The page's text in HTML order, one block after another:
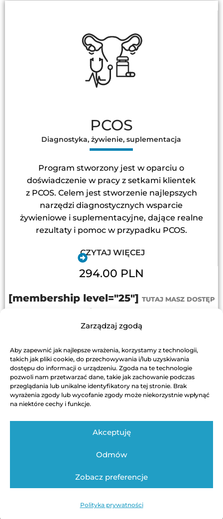
Zarządzaj zgodą
Aby zapewnić jak najlepsze wrażenia, korzystamy z technologii,
takich jak pliki cookie, do przechowywania i/lub uzyskiwania
dostępu do informacji o urządzeniu. Zgoda na te technologie
pozwoli nam przetwarzać dane, takie jak zachowanie podczas
przeglądania lub unikalne identyfikatory na tej stronie. Brak
wyrażenia zgody lub wycofanie zgody może niekorzystnie wpłynąć
na niektóre cechy i funkcje.
Akceptuję
Odmów
Zobacz preferencje
Polityka prywatności
PCOS
Diagnostyka, żywienie, suplementacja
Program stworzony jest w oparciu o
doświadczenie w pracy z setkami klientek
z PCOS. Celem jest stworzenie najlepszych
narzędzi diagnostycznych wsparcie
żywieniowe i suplementacyjne, dające realne
rezultaty i pomoc w przypadku PCOS.
CZYTAJ WIĘCEJ
294.00 PLN
[membership level="25"] TUTAJ MASZ DOSTĘP
[/membership]
DODAJ DO KOSZYKA
Autor strony: Swinickiwsieci / Bartosz Świnicki